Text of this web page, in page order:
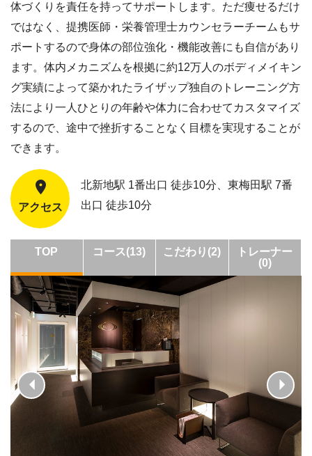
体づくりを責任を持ってサポートします。ただ痩せるだけ
ではなく、提携医師・栄養管理士カウンセラーチームもサ
ポートするので身体の部位強化・機能改善にも自信があり
ます。体内メカニズムを根拠に約12万人のボディメイキン
グ実績によって築かれたライザップ独自のトレーニング方
法により一人ひとりの年齢や体力に合わせてカスタマイズ
するので、途中で挫折することなく目標を実現することが
できます。
アクセス
北新地駅 1番出口 徒歩10分、東梅田駅 7番
出口 徒歩10分
TOP コース(13) こだわり(2)
トレーナー
(0)